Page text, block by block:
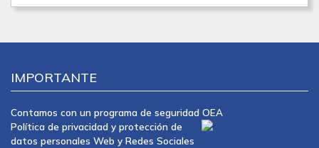
IMPORTANTE
Contamos con un programa de seguridad OEA
Política de privacidad y protección de
datos personales Web y Redes Sociales